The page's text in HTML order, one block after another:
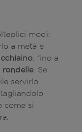
modi:
a metà e
, fino a
rondelle . Se
servirlo
, tagliandolo
come si